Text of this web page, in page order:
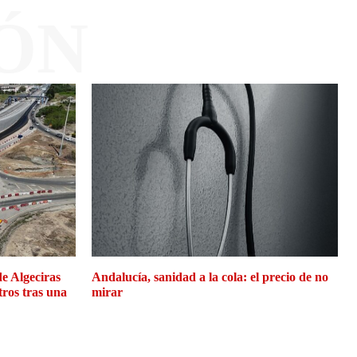
Algeciras
tras una
Andalucía, sanidad a la cola: el precio de no
mirar